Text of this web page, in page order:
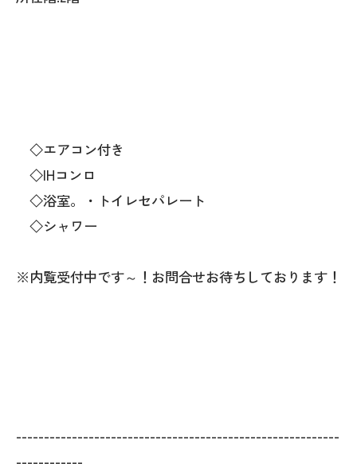
◇エアコン付き
◇IHコンロ
◇浴室。・トイレセパレート
◇シャワー
※内覧受付中です～！お問合せお待ちしております！
----------------------------------------------------------
------------